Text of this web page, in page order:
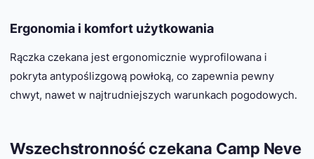
Ergonomia i komfort użytkowania
Rączka czekana jest ergonomicznie wyprofilowana i
pokryta antypoślizgową powłoką, co zapewnia pewny
chwyt, nawet w najtrudniejszych warunkach pogodowych.
Wszechstronność czekana Camp Neve